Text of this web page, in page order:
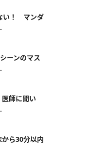
い！ マンダ
ーンのマス
師に聞い
ら30分以内